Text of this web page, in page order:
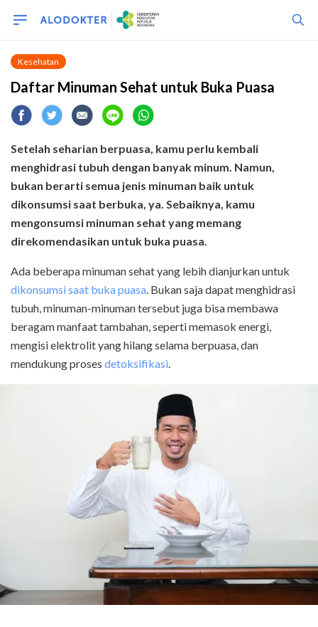
Kesehatan
Daftar Minuman Sehat untuk Buka Puasa
Setelah seharian berpuasa, kamu perlu kembali
menghidrasi tubuh dengan banyak minum. Namun,
bukan berarti semua jenis minuman baik untuk
dikonsumsi saat berbuka, ya. Sebaiknya, kamu
mengonsumsi minuman sehat yang memang
direkomendasikan untuk buka puasa.
Ada beberapa minuman sehat yang lebih dianjurkan untuk
dikonsumsi saat buka puasa. Bukan saja dapat menghidrasi
tubuh, minuman-minuman tersebut juga bisa membawa
beragam manfaat tambahan, seperti memasok energi,
mengisi elektrolit yang hilang selama berpuasa, dan
mendukung proses detoksifikasi.